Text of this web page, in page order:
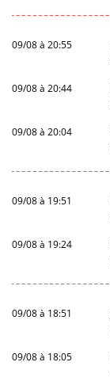
09/08 à 20:55
09/08 à 20:44
09/08 à 20:04
09/08 à 19:51
09/08 à 19:24
09/08 à 18:51
09/08 à 18:05